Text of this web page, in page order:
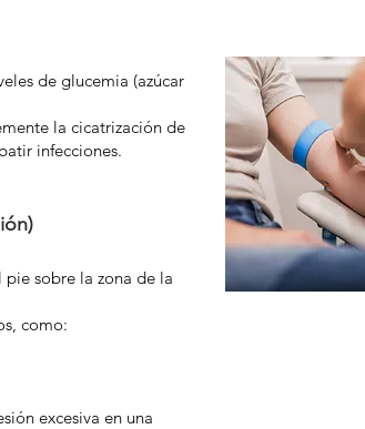
de glucemia (azúcar
la cicatrización de
infecciones.
sobre la zona de la
como:
excesiva en una